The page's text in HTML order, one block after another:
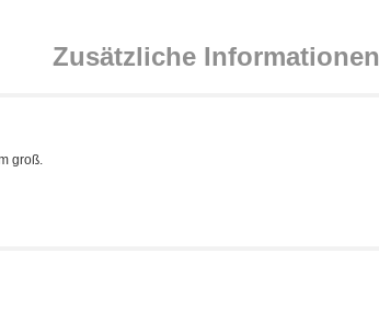
Zusätzliche Informationen
groß.